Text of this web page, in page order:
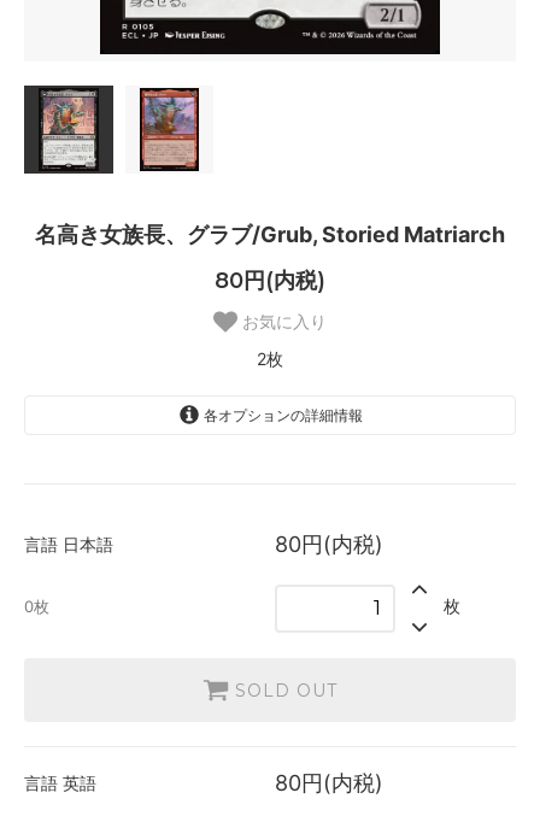
名高き女族長、グラブ/Grub, Storied Matriarch
80円(内税)
お気に入り
2枚
各オプションの詳細情報
言語 日本語 80円(内税)
0枚 枚
SOLD OUT
言語 英語 80円(内税)